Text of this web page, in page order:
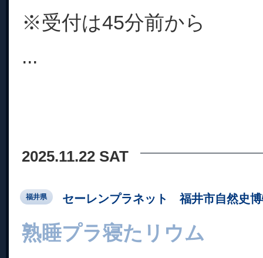
※受付は45分前から
...
2025.11.22 SAT
福井県 セーレンプラネット 福井市自然史
熟睡プラ寝たリウム